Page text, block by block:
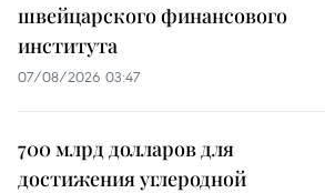
швейцарского финансового
института
07/08/2026 03:47
700 млрд долларов для
достижения углеродной